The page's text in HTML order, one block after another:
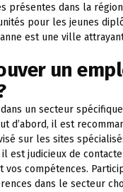
présentes dans la
pour les jeunes
est une ville
un
un secteur
d’abord, il est
sur les sites
il est judicieux de
compétences.
dans le secteur